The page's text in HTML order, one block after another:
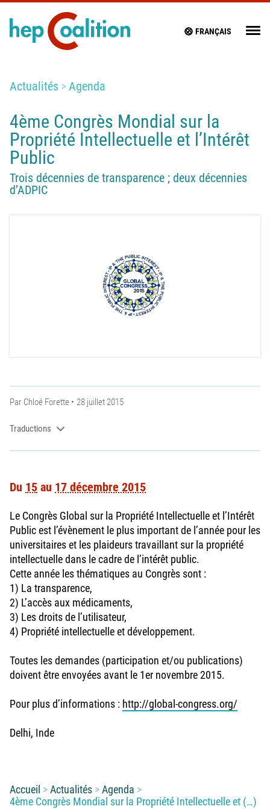
FRANÇAIS
Actualités Agenda
4ème Congrès Mondial sur la
Propriété Intellectuelle et l’Intérêt
Public
Trois décennies de transparence ; deux décennies
d’ADPIC
Par Chloé Forette 28 juillet 2015
Traductions
Du 15 au 17 décembre 2015
Le Congrès Global sur la Propriété Intellectuelle et l’Intérêt
Public est l’évènement le plus important de l’année pour les
universitaires et les plaideurs travaillant sur la propriété
intellectuelle dans le cadre de l’intérêt public.
Cette année les thématiques au Congrès sont :
1) La transparence,
2) L’accès aux médicaments,
3) Les droits de l’utilisateur,
4) Propriété intellectuelle et développement.
Toutes les demandes (participation et/ou publications)
doivent être envoyées avant le 1er novembre 2015.
Pour plus d’informations : http://global-congress.org/
Delhi, Inde
Vous êtes ici :
Accueil Actualités
Agenda
4ème Congrès Mondial sur la Propriété Intellectuelle et (…)